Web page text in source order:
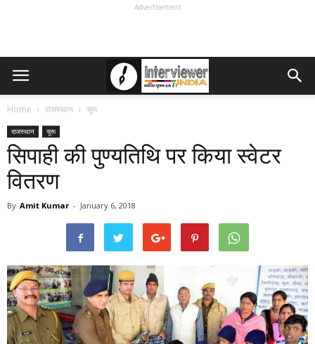
Advertisement
Home राजस्थान चूरू
राजस्थान चूरू
सिपाही की पुण्यतिथि पर किया स्वेटर
वितरण
By Amit Kumar - January 6, 2018